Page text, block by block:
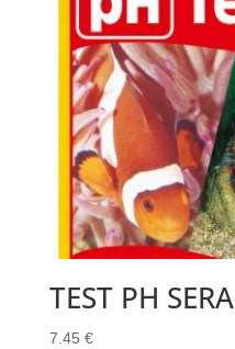
TEST PH SERA
7.45 €